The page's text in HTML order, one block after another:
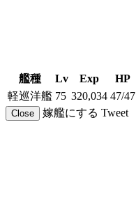
艦種 Lv Exp HP
軽巡洋艦 75 320,034 47/47
Close 嫁艦にする Tweet